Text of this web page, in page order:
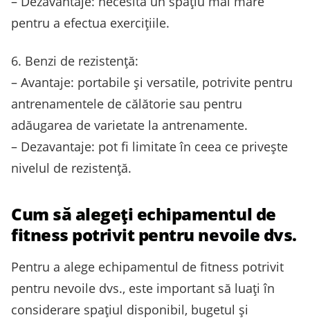
pentru a efectua exercițiile.
6. Benzi de rezistență:
– Avantaje: portabile și versatile, potrivite pentru
antrenamentele de călătorie sau pentru
adăugarea de varietate la antrenamente.
– Dezavantaje: pot fi limitate în ceea ce privește
nivelul de rezistență.
Cum să alegeți echipamentul de
fitness potrivit pentru nevoile dvs.
Pentru a alege echipamentul de fitness potrivit
pentru nevoile dvs., este important să luați în
considerare spațiul disponibil, bugetul și